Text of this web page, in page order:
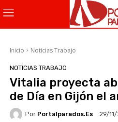
Inicio Noticias Trabajo
NOTICIAS TRABAJO
Vitalia proyecta
de Día en Gijón el
Por Portalparados.es 29/11/